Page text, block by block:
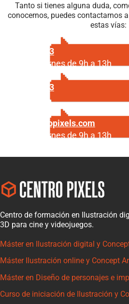
Tanto si tienes alguna duda,
conocernos, puedes contactarnos
estas vías:
687 29 56 23
Lunes a viernes de 9h a 13h
687 29 56 23
info@centropixels.com
Lunes a viernes de 9h a 13h
Centro de formación en Ilustración
3D para cine y videojuegos.
Máster en Ilustración digital y
Máster Ilustración online y Concept
Máster en Diseño de personajes e
Curso de iniciación de Ilustración y